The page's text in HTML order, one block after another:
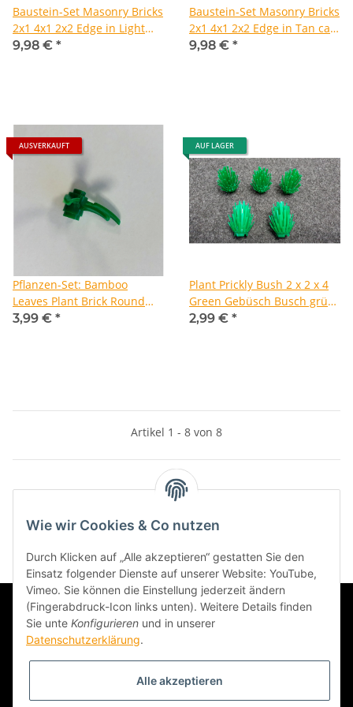
Baustein-Set Masonry Bricks
2x1 4x1 2x2 Edge in Light
Gray ca. 100 Stück
9,98 € *
Baustein-Set Masonry Bricks
2x1 4x1 2x2 Edge in Tan ca.
100 Stück Mauersteine
9,98 € *
AUSVERKAUFT
Pflanzen-Set: Bamboo
Leaves Plant Brick Round
1x1 je ca 50 Stück Bambus
3,99 € *
AUF LAGER
Plant Prickly Bush 2 x 2 x 4
Green Gebüsch Busch grün
10 Stück
2,99 € *
Artikel 1 - 8 von 8
Wie wir Cookies & Co nutzen
Durch Klicken auf „Alle akzeptieren“ gestatten Sie den
Einsatz folgender Dienste auf unserer Website: YouTube,
Vimeo. Sie können die Einstellung jederzeit ändern
(Fingerabdruck-Icon links unten). Weitere Details finden
Sie unte Konfigurieren und in unserer
Datenschutzerklärung.
Alle akzeptieren